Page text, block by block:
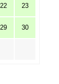
22 23
29 30